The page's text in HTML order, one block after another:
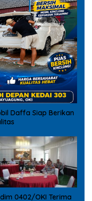
Daffa Siap Berikan
0402/OKI Terima